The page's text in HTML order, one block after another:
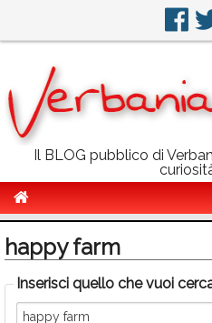
Il BLOG pubblico di
Politica
Sport
happy farm
Inserisci quello che vuoi